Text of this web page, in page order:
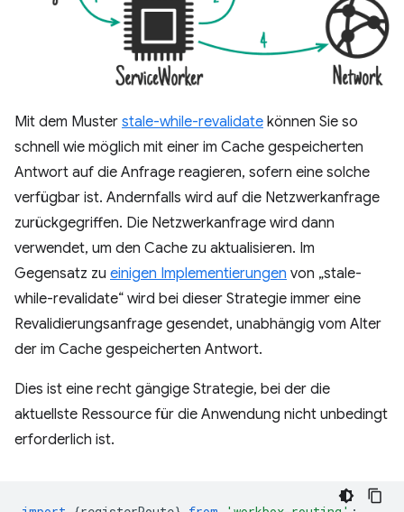
Mit dem Muster stale-while-revalidate können Sie so
schnell wie möglich mit einer im Cache gespeicherten
Antwort auf die Anfrage reagieren, sofern eine solche
verfügbar ist. Andernfalls wird auf die Netzwerkanfrage
zurückgegriffen. Die Netzwerkanfrage wird dann
verwendet, um den Cache zu aktualisieren. Im
Gegensatz zu einigen Implementierungen von „stale-
while-revalidate“ wird bei dieser Strategie immer eine
Revalidierungsanfrage gesendet, unabhängig vom Alter
der im Cache gespeicherten Antwort.
Dies ist eine recht gängige Strategie, bei der die
aktuellste Ressource für die Anwendung nicht unbedingt
erforderlich ist.